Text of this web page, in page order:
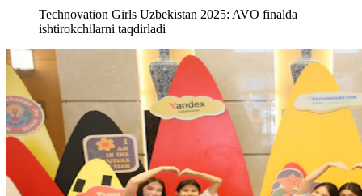
Technovation Girls Uzbekistan 2025: AVO finalda
ishtirokchilarni taqdirladi